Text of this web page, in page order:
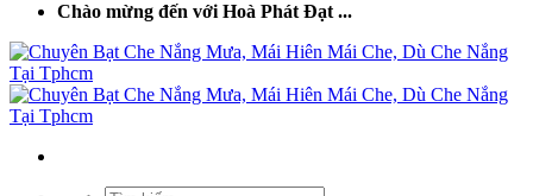
Chào mừng đến với Hoà Phát Đạt ...